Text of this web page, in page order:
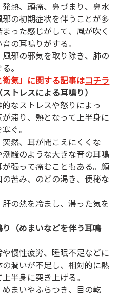
発熱、頭痛、鼻づまり、鼻水
邪の初期症状を伴うことが多
まった感じがして、風が吹く
の耳鳴りがする。
風邪の邪気を取り除き、肺の
。
気」に関する記事はコチラ
トレスによる耳鳴り）
的なストレスや怒りによっ
が滞り、熱となって上半身に
ぐ。
突然、耳が聞こえにくくな
潮騒のような大きな音の耳鳴
が張って痛むこともある。顔
の苦み、のどの渇き、便秘な
肝の熱を冷まし、滞った気を
り（めまいなどを伴う耳鳴
や慢性疲労、睡眠不足などに
の潤いが不足し、相対的に熱
半身に突き上げる。
めまいやふらつき、目の乾